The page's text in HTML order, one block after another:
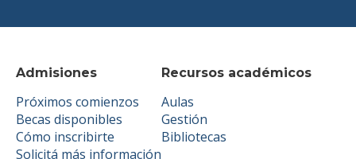
Admisiones
Próximos comienzos
Becas disponibles
Cómo inscribirte
Solicitá más información
Recursos académicos
Aulas
Gestión
Bibliotecas